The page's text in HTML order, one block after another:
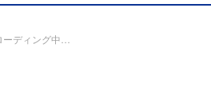
ーディング中…